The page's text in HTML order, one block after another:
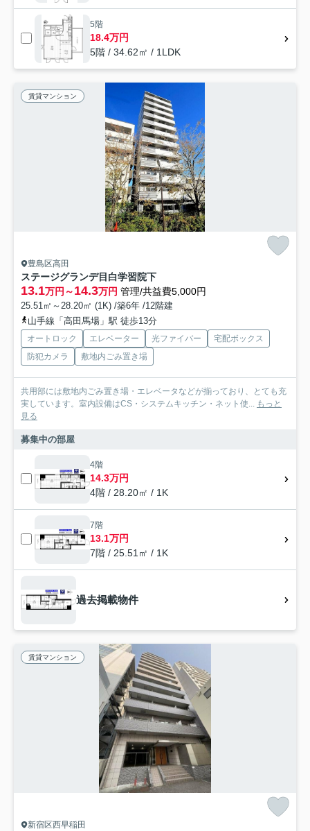
5階
18.4万円
5階 / 34.62㎡ / 1LDK
賃貸マンション
豊島区高田
ステージグランデ目白学習院下
13.1万円～14.3万円 管理/共益費5,000円
25.51㎡～28.20㎡ (1K) /築6年 /12階建
山手線「高田馬場」駅 徒歩13分
オートロック エレベーター 光ファイバー
宅配ボックス
防犯カメラ
敷地内ごみ置き場
共用部には敷地内ごみ置き場・エレベータなどが揃っており、とても充
実しています。室内設備はCS・システムキッチン・ネット使...
もっと
見る
募集中の部屋
4階
14.3万円
4階 / 28.20㎡ / 1K
7階
13.1万円
7階 / 25.51㎡ / 1K
過去掲載物件
賃貸マンション
新宿区西早稲田